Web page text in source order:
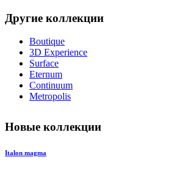
Другие коллекции
Boutique
3D Experience
Surface
Eternum
Continuum
Metropolis
Новые коллекции
Italon magma